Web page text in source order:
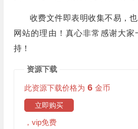
收费文件即表明收集不易，
网站的理由！真心非常感谢大
持！
资源下载
此资源下载价格为 6 金币
立即购买
，vip免费